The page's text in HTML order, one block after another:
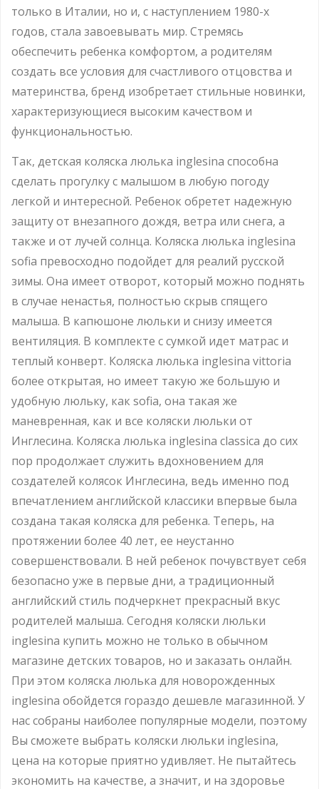
только в Италии, но и, с наступлением 1980-х
годов, стала завоевывать мир. Стремясь
обеспечить ребенка комфортом, а родителям
создать все условия для счастливого отцовства и
материнства, бренд изобретает стильные новинки,
характеризующиеся высоким качеством и
функциональностью.
Так, детская коляска люлька inglesina способна
сделать прогулку с малышом в любую погоду
легкой и интересной. Ребенок обретет надежную
защиту от внезапного дождя, ветра или снега, а
также и от лучей солнца. Коляска люлька inglesina
sofia превосходно подойдет для реалий русской
зимы. Она имеет отворот, который можно поднять
в случае ненастья, полностью скрыв спящего
малыша. В капюшоне люльки и снизу имеется
вентиляция. В комплекте с сумкой идет матрас и
теплый конверт. Коляска люлька inglesina vittoria
более открытая, но имеет такую же большую и
удобную люльку, как sofia, она такая же
маневренная, как и все коляски люльки от
Инглесина. Коляска люлька inglesina classica до сих
пор продолжает служить вдохновением для
создателей колясок Инглесина, ведь именно под
впечатлением английской классики впервые была
создана такая коляска для ребенка. Теперь, на
протяжении более 40 лет, ее неустанно
совершенствовали. В ней ребенок почувствует себя
безопасно уже в первые дни, а традиционный
английский стиль подчеркнет прекрасный вкус
родителей малыша. Сегодня коляски люльки
inglesina купить можно не только в обычном
магазине детских товаров, но и заказать онлайн.
При этом коляска люлька для новорожденных
inglesina обойдется гораздо дешевле магазинной. У
нас собраны наиболее популярные модели, поэтому
Вы сможете выбрать коляски люльки inglesina,
цена на которые приятно удивляет. Не пытайтесь
экономить на качестве, а значит, и на здоровье